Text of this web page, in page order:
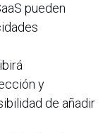
pueden
y
de añadir